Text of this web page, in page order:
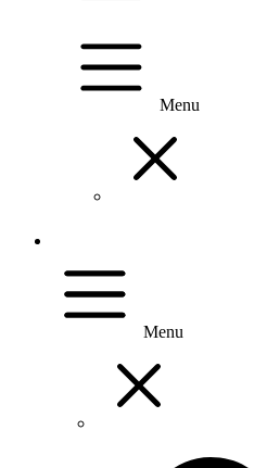
Menu
Menu